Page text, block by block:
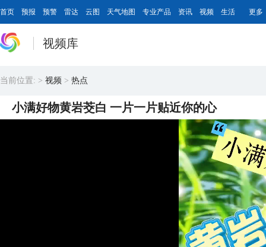
首页 预报 预警 雷达 云图 天气地图 专业产品 资讯 视频 生活 更多
视频库
当前位置: > 视频 > 热点
小满好物黄岩茭白 一片一片贴近你的心